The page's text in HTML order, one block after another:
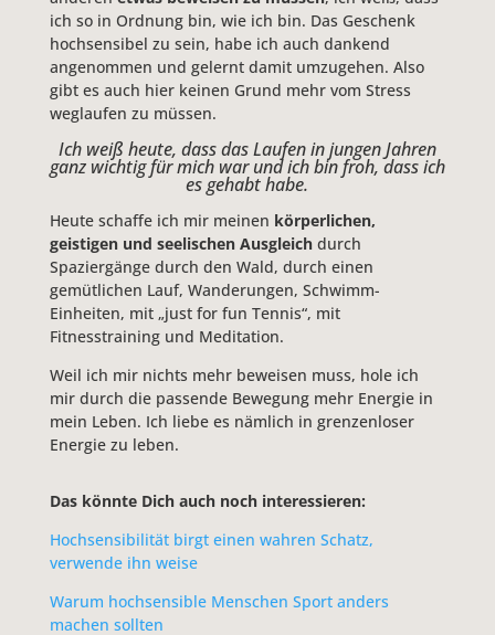
ich so in Ordnung bin, wie ich bin. Das Geschenk
hochsensibel zu sein, habe ich auch dankend
angenommen und gelernt damit umzugehen. Also
gibt es auch hier keinen Grund mehr vom Stress
weglaufen zu müssen.
Ich weiß heute, dass das Laufen in jungen Jahren
ganz wichtig für mich war und ich bin froh, dass ich
es gehabt habe.
Heute schaffe ich mir meinen körperlichen,
geistigen und seelischen Ausgleichdurch
Spaziergänge durch den Wald, durch einen
gemütlichen Lauf, Wanderungen, Schwimm-
Einheiten, mit „just for fun Tennis“, mit
Fitnesstraining und Meditation.
Weil ich mir nichts mehr beweisen muss, hole ich
mir durch die passende Bewegung mehr Energie in
mein Leben. Ich liebe es nämlich in grenzenloser
Energie zu leben.
Das könnte Dich auch noch interessieren:
Hochsensibilität birgt einen wahren Schatz,
verwende ihn weise
Warum hochsensible Menschen Sport anders
machen sollten